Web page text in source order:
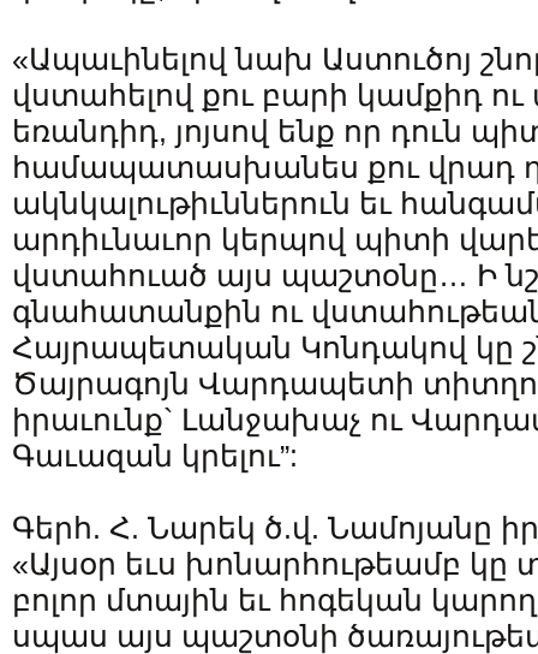
«Ապաւինելով նախ Աստուծոյ
վստահելով քու բարի կամքիդ
եռանդիդ, յոյսով ենք որ դուն
համապատասխանես քու վրադ
ակնկալութիւններուն եւ
արդիւնաւոր կերպով պիտի
վստահուած այս պաշտօնը… Ի
գնահատանքին ու
Հայրապետական Կոնդակով կը
Ծայրագոյն Վարդապետի
իրաւունք` Լանջախաչ ու
Գաւազան կրելու”:
Գերհ. Հ. Նարեկ ծ.վ. Նամոյանը
«Այսօր եւս խոնարհութեամբ կը
բոլոր մտային եւ հոգեկան
սպաս այս պաշտօնի